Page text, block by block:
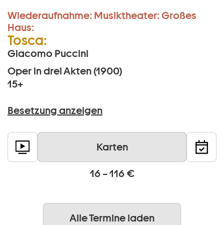
Wiederaufnahme: Musiktheater: Großes
Haus:
Tosca:
Giacomo Puccini
Oper in drei Akten (1900)
15+
Besetzung anzeigen
Karten
16 – 116 €
Alle Termine laden